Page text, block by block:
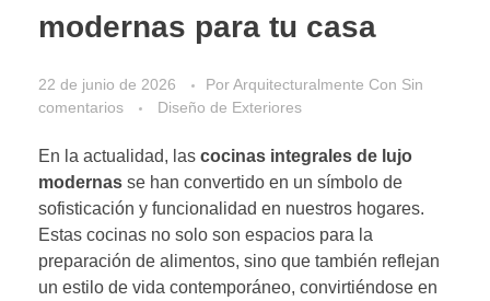
modernas para tu casa
22 de junio de 2026 PorArquitecturalmente Con Sin
comentarios
Diseño de Exteriores
En la actualidad, las cocinas integrales de lujo
modernas se han convertido en un símbolo de
sofisticación y funcionalidad en nuestros hogares.
Estas cocinas no solo son espacios para la
preparación de alimentos, sino que también reflejan
un estilo de vida contemporáneo, convirtiéndose en